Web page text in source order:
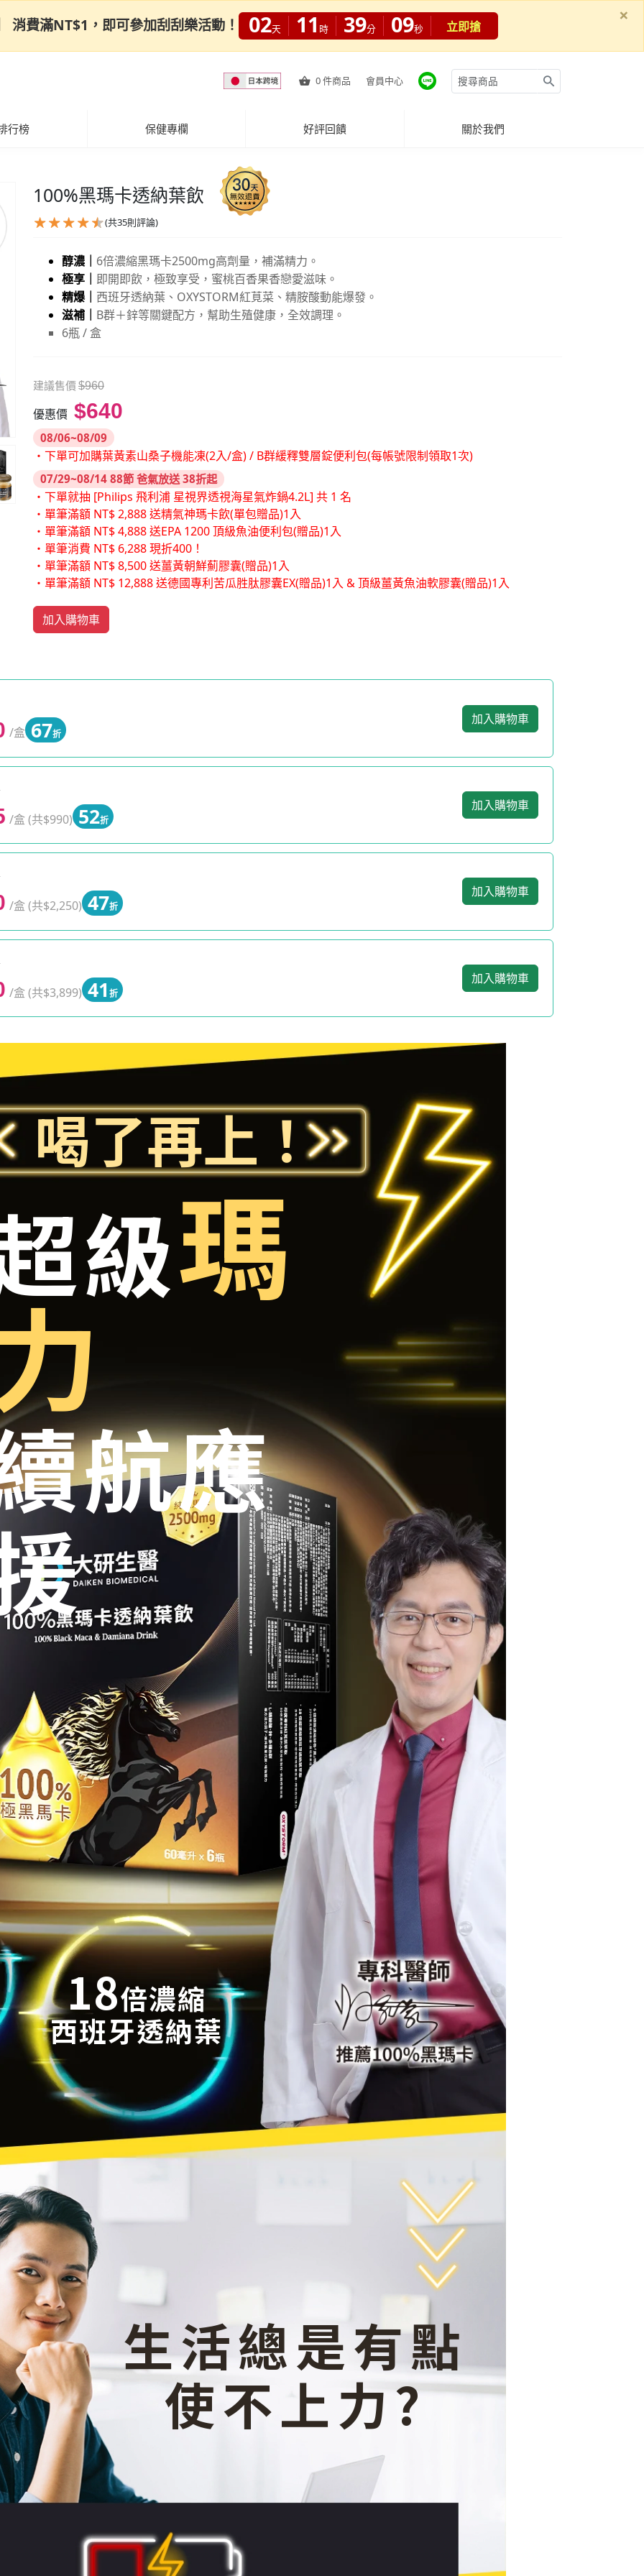
0件商品 會員中心
行榜 保健專欄 好評回饋 關於我們
100%黑瑪卡透納葉飲
(共35則評論)
醇濃｜ 6倍濃縮黑瑪卡2500mg高劑量，補滿精力。
極享｜ 即開即飲，極致享受，蜜桃百香果香戀愛滋味。
精爆｜ 西班牙透納葉、OXYSTORM紅莧菜、精胺酸動能爆發。
滋補｜ B群＋鋅等關鍵配方，幫助生殖健康，全效調理。
6瓶 / 盒
建議售價 $960
優惠價 $640
08/06~08/09
・下單可加購葉黃素山桑子機能凍(2入/盒) / B群緩釋雙層錠便利包(每帳號限制領取1次)
07/29~08/14 88節 爸氣放送 38折起
・下單就抽 [Philips 飛利浦 星視界透視海星氣炸鍋4.2L] 共 1 名
・單筆滿額 NT$ 2,888 送精氣神瑪卡飲(單包贈品)1入
・單筆滿額 NT$ 4,888 送EPA 1200 頂級魚油便利包(贈品)1入
・單筆消費 NT$ 6,288 現折400！
・單筆滿額 NT$ 8,500 送薑黃朝鮮薊膠囊(贈品)1入
・單筆滿額 NT$ 12,888 送德國專利苦瓜胜肽膠囊EX(贈品)1入 & 頂級薑黃魚油軟膠囊(贈品)1入
加入購物車
/盒 67折
加入購物車
/盒 (共$990) 52折
加入購物車
/盒 (共$2,250) 47折
加入購物車
/盒 (共$3,899) 41 折
加入購物車
喝了再上！
級瑪
航應
18倍濃縮
西班牙透納葉
生活總是有點
使不上力?
費滿NT$1，即可參加刮刮樂活動！ 02天 11 時 39分 08秒 立即搶
×